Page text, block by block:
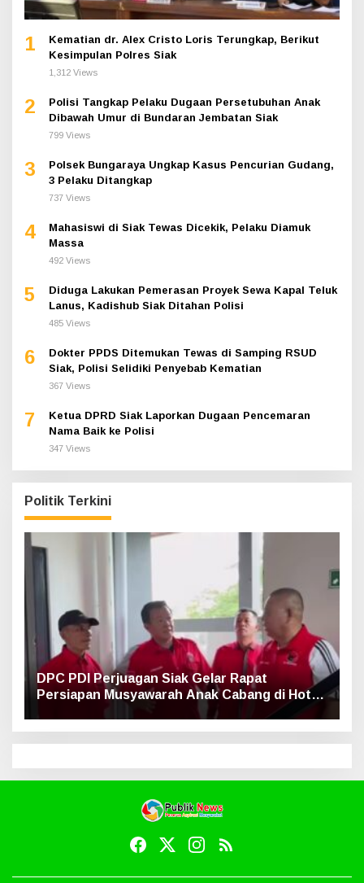
1
Kematian dr. Alex Cristo Loris Terungkap, Berikut
Kesimpulan Polres Siak
1,312 Views
2
Polisi Tangkap Pelaku Dugaan Persetubuhan Anak
Dibawah Umur di Bundaran Jembatan Siak
799 Views
3
Polsek Bungaraya Ungkap Kasus Pencurian Gudang,
3 Pelaku Ditangkap
737 Views
4
Mahasiswi di Siak Tewas Dicekik, Pelaku Diamuk
Massa
492 Views
5
Diduga Lakukan Pemerasan Proyek Sewa Kapal Teluk
Lanus, Kadishub Siak Ditahan Polisi
485 Views
6
Dokter PPDS Ditemukan Tewas di Samping RSUD
Siak, Polisi Selidiki Penyebab Kematian
367 Views
7
Ketua DPRD Siak Laporkan Dugaan Pencemaran
Nama Baik ke Polisi
347 Views
Politik Terkini
DPC PDI Perjuagan Siak Gelar Rapat
Persiapan Musyawarah Anak Cabang di Hotel